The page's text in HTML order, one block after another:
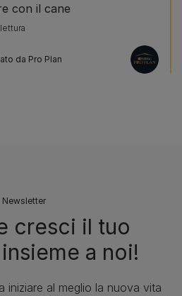
con il cane
da Pro Plan
Newsletter
cresci il tuo
a noi!
iniziare al meglio la nuova vita